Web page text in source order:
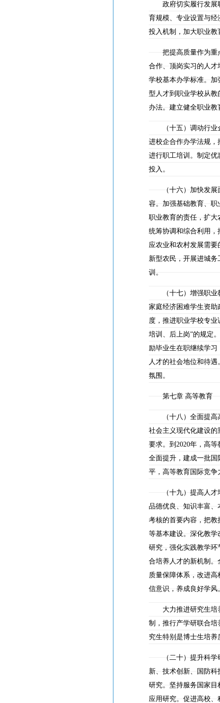
政府切实履行发展职
育规模、专业设置与
投入机制，加大职业教
把提高质量作为重点
合作、顶岗实习的人
学校基本办学标准。加
型人才到职业学校从
办法。建立健全职业
（十五）调动行业企
进校企合作办学法规
进行职工培训。制定
投入。
（十六）加快发展面
容。加强基础教育、
职业教育的责任，扩
统筹协调和综合利用，
应农业和农村发展需
新型农民，开展进城
训。
（十七）增强职业教
家庭经济困难学生资助
度，推进职业学校专
培训、后上岗”的规定
励毕业生在职继续学
人才的社会地位和待
氛围。
第七章 高等教育
（十八）全面提高高
社会主义现代化建设
要求。到2020年，高
全面提升，建成一批
平，高等教育国际竞争
（十九）提高人才培
品德优良、知识丰富
考核的首要内容，把
等基本建设。深化教
研究，强化实践教学
合培养人才的新机制。
质量保障体系，改进
信意识，养成良好学风
大力推进研究生培养
制，推行产学研联合培
究生特别是博士生培养
（二十）提升科学研
新、技术创新、国防
研究。坚持服务国家
应用研究。促进高校